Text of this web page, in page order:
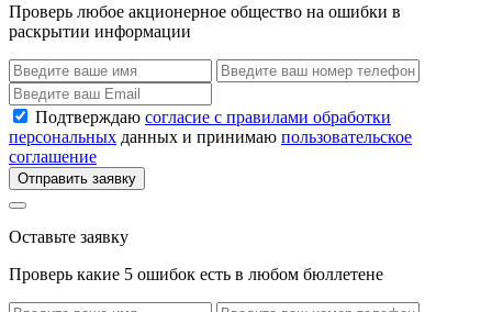
Проверь любое акционерное общество на ошибки в
раскрытии информации
Подтверждаю согласие с правилами обработки
персональных данных и принимаю пользовательское
соглашение
Отправить заявку
Оставьте заявку
Проверь какие 5 ошибок есть в любом бюллетене